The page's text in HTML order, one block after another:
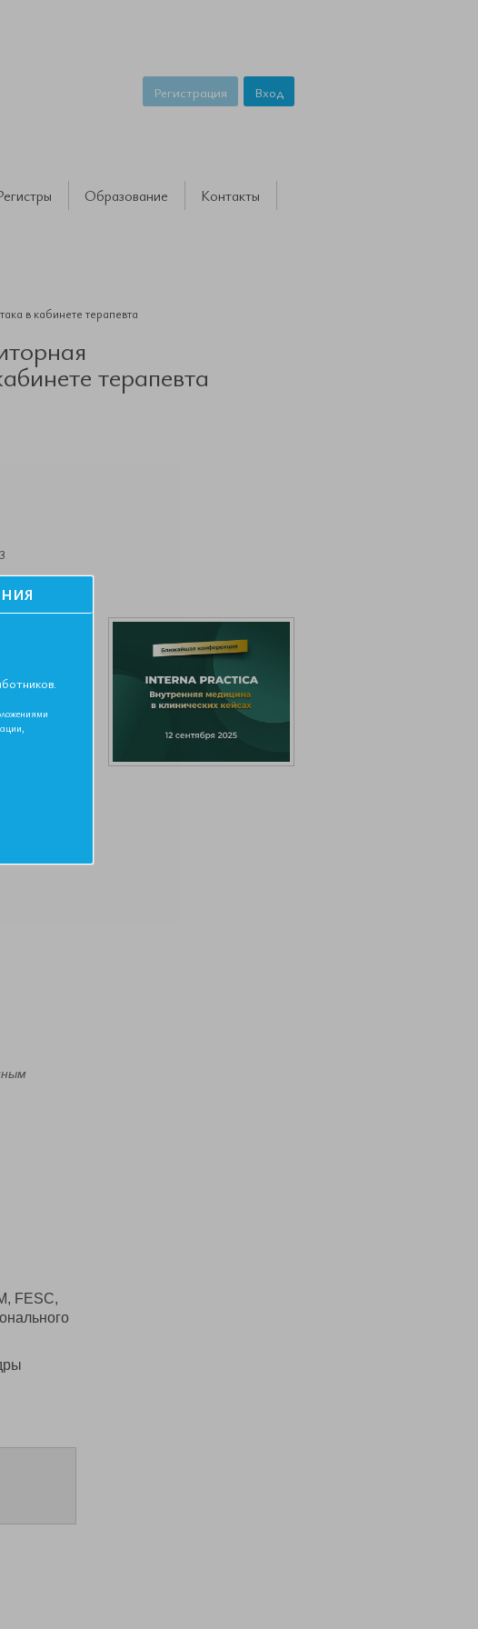
Регистрация Вход
Образование Контакты
в кабинете терапевта
терапевта
FESC,